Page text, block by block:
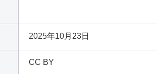
2025年10月23日
CC BY